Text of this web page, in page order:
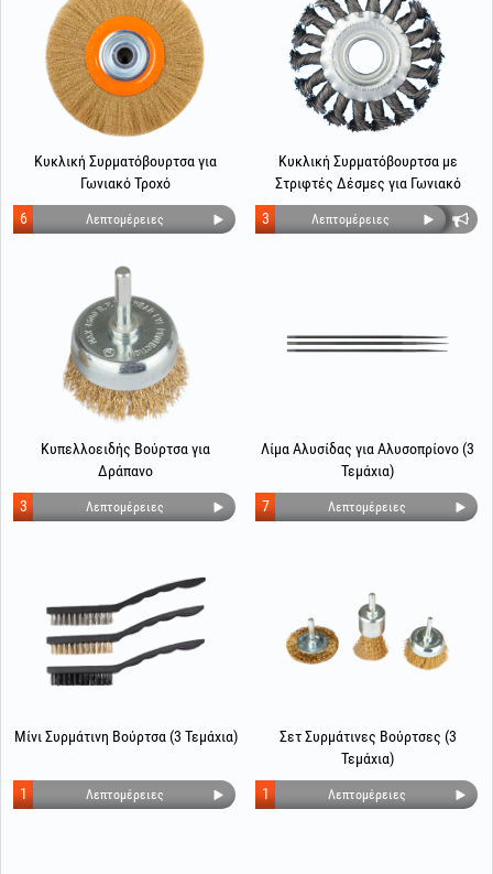
Κυκλική Συρματόβουρτσα για
Γωνιακό Τροχό
Λεπτομέρειες
6
Κυκλική Συρματόβουρτσα με
Στριφτές Δέσμες για Γωνιακό
Τροχό
Λεπτομέρειες
3
Κυπελλοειδής Βούρτσα για
Δράπανο
Λεπτομέρειες
3
Λίμα Αλυσίδας για Αλυσοπρίονο (3
Τεμάχια)
Λεπτομέρειες
7
Μίνι Συρμάτινη Βούρτσα (3 Τεμάχια)
Λεπτομέρειες
1
Σετ Συρμάτινες Βούρτσες (3
Τεμάχια)
Λεπτομέρειες
1